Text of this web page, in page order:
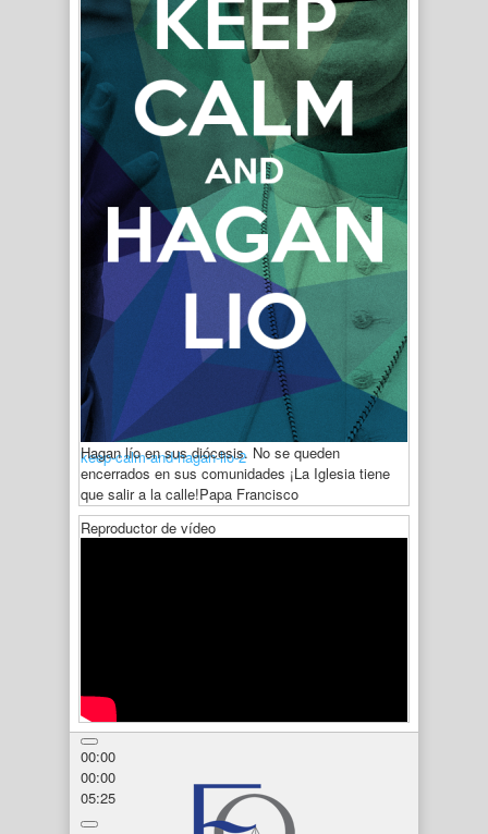
keep-calm-and-hagan-lio-2
Hagan lío en sus diócesis. No se queden
encerrados en sus comunidades ¡La Iglesia tiene
que salir a la calle!Papa Francisco
Reproductor de vídeo
00:00
00:00
05:25